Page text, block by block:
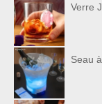
Verre
Seau